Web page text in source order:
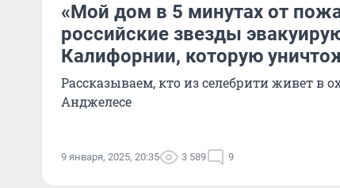
«Мой дом в 5 минутах от
российские звезды
Калифорнии, которую
Рассказываем, кто из селебрити живет в
Анджелесе
9 января, 2025, 20:35 3 589 9